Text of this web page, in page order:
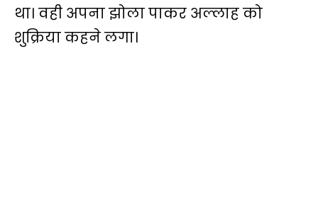
था। वही अपना झोला पाकर अल्लाह को
शुक्रिया कहने लगा।